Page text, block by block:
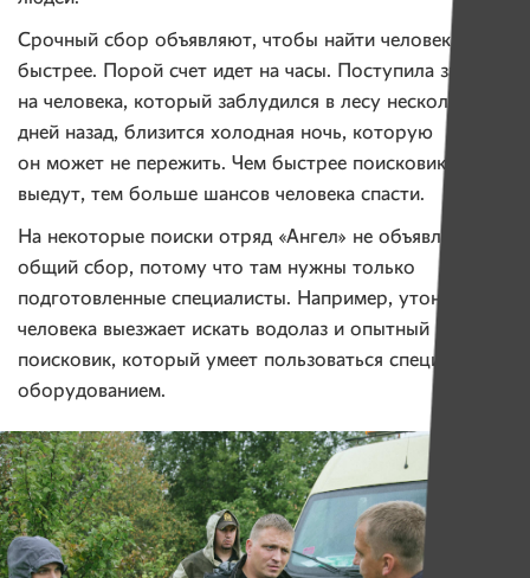
Срочный сбор объявляют, чтобы найти человека
быстрее. Порой счет идет на часы. Поступила заявка
на человека, который заблудился в лесу несколько
дней назад, близится холодная ночь, которую
он может не пережить. Чем быстрее поисковики
выедут, тем больше шансов человека спасти.
На некоторые поиски отряд «Ангел» не объявляет
общий сбор, потому что там нужны только
подготовленные специалисты. Например, утонувшего
человека выезжает искать водолаз и опытный
поисковик, который умеет пользоваться специальным
оборудованием.